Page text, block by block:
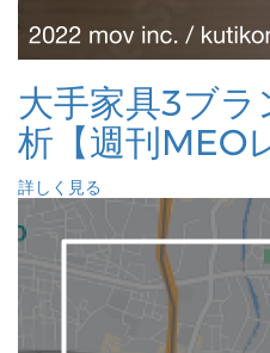
大手家具3ブ
析【週刊MEO
詳しく見る